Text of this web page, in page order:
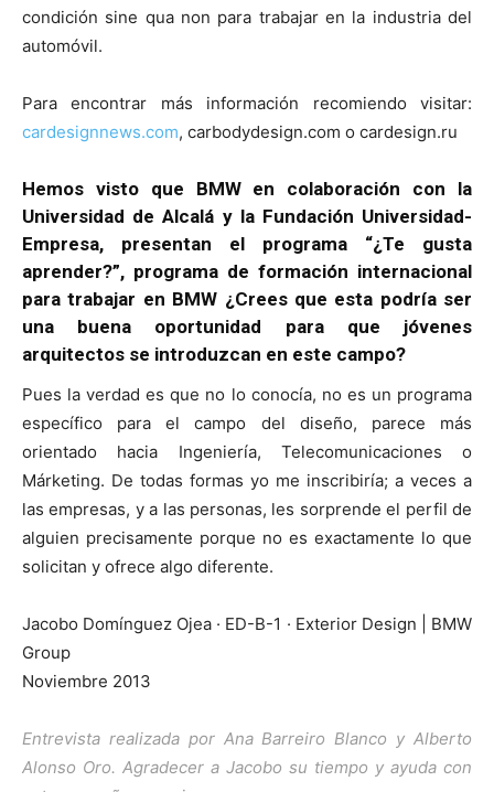
condición sine qua non para trabajar en la industria del
automóvil.
Para encontrar más información recomiendo visitar:
cardesignnews.com, carbodydesign.com o cardesign.ru
Hemos visto que BMW en colaboración con la
Universidad de Alcalá y la Fundación Universidad-
Empresa, presentan el programa “¿Te gusta
aprender?”, programa de formación internacional
para trabajar en BMW ¿Crees que esta podría ser
una buena oportunidad para que jóvenes
arquitectos se introduzcan en este campo?
Pues la verdad es que no lo conocía, no es un programa
específico para el campo del diseño, parece más
orientado hacia Ingeniería, Telecomunicaciones o
Márketing. De todas formas yo me inscribiría; a veces a
las empresas, y a las personas, les sorprende el perfil de
alguien precisamente porque no es exactamente lo que
solicitan y ofrece algo diferente.
Jacobo Domínguez Ojea · ED-B-1 · Exterior Design | BMW
Group
Noviembre 2013
Entrevista realizada por Ana Barreiro Blanco y Alberto
Alonso Oro. Agradecer a Jacobo su tiempo y ayuda con